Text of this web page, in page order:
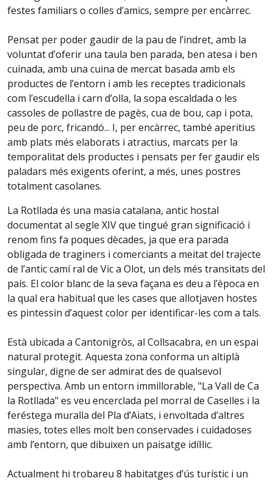
festes familiars o colles d’amics, sempre per encàrrec.
Pensat per poder gaudir de la pau de l’indret, amb la
voluntat d’oferir una taula ben parada, ben atesa i ben
cuinada, amb una cuina de mercat basada amb els
productes de l’entorn i amb les receptes tradicionals
com l’escudella i carn d’olla, la sopa escaldada o les
cassoles de pollastre de pagès, cua de bou, cap i pota,
peu de porc, fricandó... I, per encàrrec, també aperitius
amb plats més elaborats i atractius, marcats per la
temporalitat dels productes i pensats per fer gaudir els
paladars més exigents oferint, a més, unes postres
totalment casolanes.
La Rotllada és una masia catalana, antic hostal
documentat al segle XIV que tingué gran significació i
renom fins fa poques dècades, ja que era parada
obligada de traginers i comerciants a meitat del trajecte
de l’antic camí ral de Vic a Olot, un dels més transitats del
país. El color blanc de la seva façana es deu a l’època en
la qual era habitual que les cases que allotjaven hostes
es pintessin d’aquest color per identificar-les com a tals.
Està ubicada a Cantonigròs, al Collsacabra, en un espai
natural protegit. Aquesta zona conforma un altiplà
singular, digne de ser admirat des de qualsevol
perspectiva. Amb un entorn immillorable, "La Vall de Ca
la Rotllada" es veu encerclada pel morral de Caselles i la
feréstega muralla del Pla d’Aiats, i envoltada d’altres
masies, totes elles molt ben conservades i cuidadoses
amb l’entorn, que dibuixen un paisatge idíl·lic.
Actualment hi trobareu 8 habitatges d’ús turístic i un